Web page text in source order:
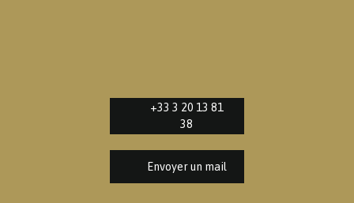
+33 3 20 13 81
38
Envoyer un mail